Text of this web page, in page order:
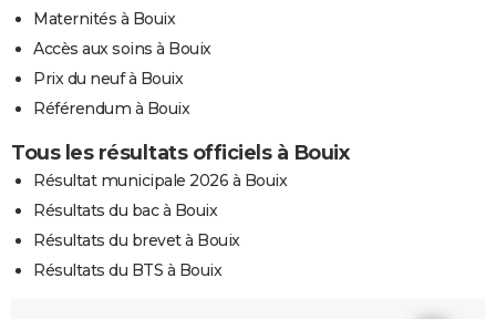
Maternités à Bouix
Accès aux soins à Bouix
Prix du neuf à Bouix
Référendum à Bouix
Tous les résultats officiels à Bouix
Résultat municipale 2026 à Bouix
Résultats du bac à Bouix
Résultats du brevet à Bouix
Résultats du BTS à Bouix